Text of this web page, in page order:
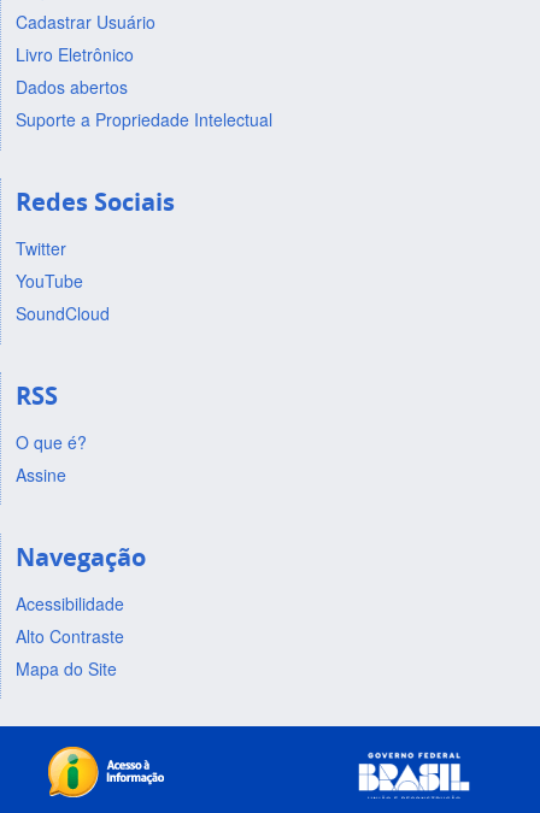
Cadastrar Usuário
Livro Eletrônico
Dados abertos
Suporte a Propriedade Intelectual
Redes Sociais
Twitter
YouTube
SoundCloud
RSS
O que é?
Assine
Navegação
Acessibilidade
Alto Contraste
Mapa do Site